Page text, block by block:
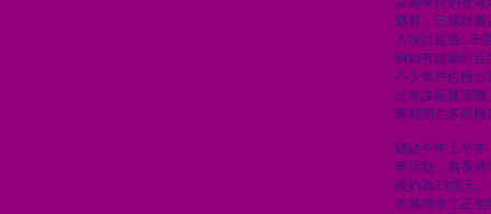
迴賽，三場球
入預計超過1.8
例如有啟德附近
不少商戶也推出
出奇謀拓展商
事期間在多區推
總結今年上半
事活動，為香
值約為33億元
本港增添了正面